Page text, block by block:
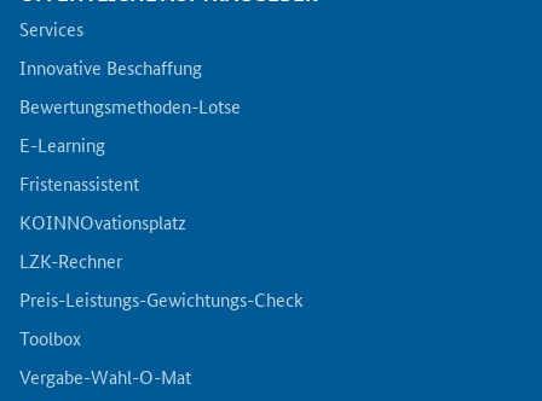
Services
Innovative Beschaffung
Bewertungsmethoden-Lotse
E-Learning
Fristenassistent
KOINNOvationsplatz
LZK-Rechner
Preis-Leistungs-Gewichtungs-Check
Toolbox
Vergabe-Wahl-O-Mat